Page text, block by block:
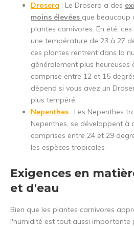
Drosera : Le Drosera a des
moins élevées que beaucoup
plantes carnivores. En été,
une température de 23 à 27
ces plantes rentrent dans la
généralement plus heureuses
comprise entre 12 et 15
dépend si vous avez un
plus tempéré.
Nepenthes : Les Nepenthes
Nepenthes, se développent à
comprises entre 24 et 29
les espèces tropicales
Exigences en
et d'eau
Bien que les plantes carnivores
l'humidité est tout aussi importante